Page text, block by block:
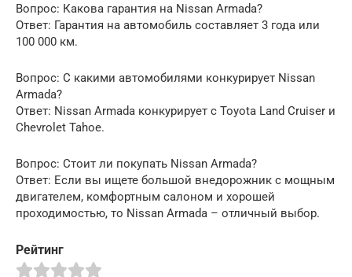
Вопрос: Какова гарантия на Nissan Armada?
Ответ: Гарантия на автомобиль составляет 3 года или
100 000 км.
Вопрос: С какими автомобилями конкурирует Nissan
Armada?
Ответ: Nissan Armada конкурирует с Toyota Land Cruiser и
Chevrolet Tahoe.
Вопрос: Стоит ли покупать Nissan Armada?
Ответ: Если вы ищете большой внедорожник с мощным
двигателем, комфортным салоном и хорошей
проходимостью, то Nissan Armada – отличный выбор.
Рейтинг